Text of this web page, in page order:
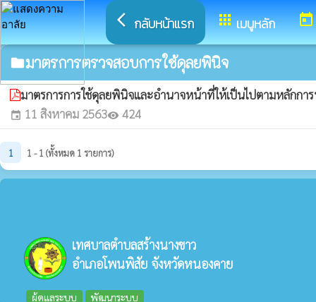
arrow_back_ios กลับหน้าแรก appsเมนูหลัก today
folderมาตรการตรวจสอบการใช้ดุลยพินิจ
มาตรการการใช้ดุลยพินิจและอำนาจหน้าที่ให้เป็นไปตามหลักกา
event 11 สิงหาคม 2563visibility 424
1 1 - 1 (ทั้งหมด 1 รายการ)
เทศบาลตำบลสร้างนางขาว
อำเภอโพนพิสัย จังหวัดหนองคาย
ผู้ดูแลระบบ พัฒนาระบบ